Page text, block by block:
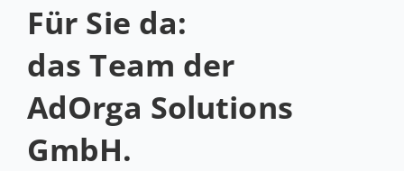
Für Sie da:
das Team der
AdOrga Solutions
GmbH.